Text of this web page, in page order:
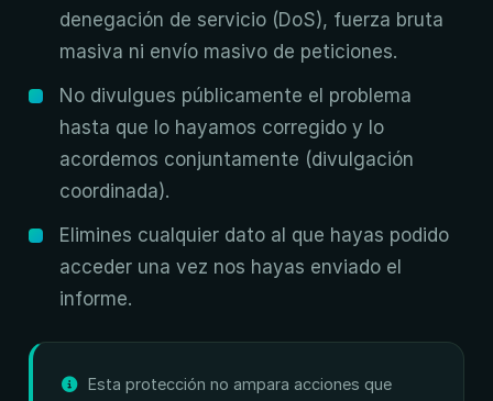
denegación de servicio (DoS), fuerza bruta
masiva ni envío masivo de peticiones.
No divulgues públicamente el problema
hasta que lo hayamos corregido y lo
acordemos conjuntamente (divulgación
coordinada).
Elimines cualquier dato al que hayas podido
acceder una vez nos hayas enviado el
informe.
Esta protección no ampara acciones que